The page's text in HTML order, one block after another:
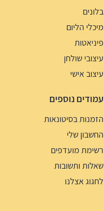
בלונים
מיכלי הליום
פיניאטות
עיצובי שולחן
עיצוב אישי
עמודים נוספים
הזמנות בסיטונאות
החשבון שלי
רשימת מועדפים
שאלות ותשובות
לחגוג אצלנו